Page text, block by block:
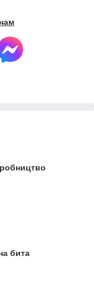
бита